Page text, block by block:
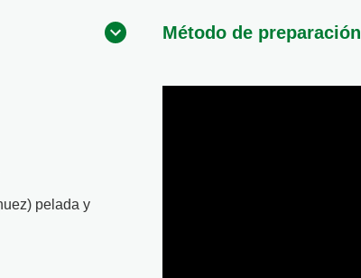
pelada y
Método de preparación